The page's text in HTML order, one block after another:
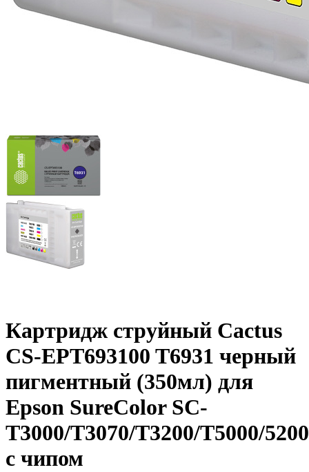
Картридж струйный Cactus
CS-EPT693100 T6931 черный
пигментный (350мл) для
Epson SureColor SC-
T3000/T3070/T3200/T5000/5200
с чипом